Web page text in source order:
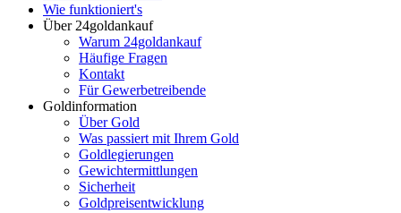
Wie funktioniert's
Über 24goldankauf
Warum 24goldankauf
Häufige Fragen
Kontakt
Für Gewerbetreibende
Goldinformation
Über Gold
Was passiert mit Ihrem Gold
Goldlegierungen
Gewichtermittlungen
Sicherheit
Goldpreisentwicklung